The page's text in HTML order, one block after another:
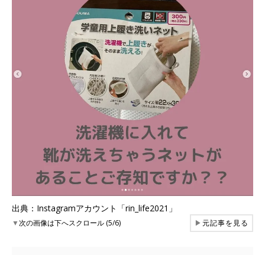
出典：Instagramアカウント「rin_life2021」
▼次の画像は下へスクロール (5/6) ▶元記事を見る